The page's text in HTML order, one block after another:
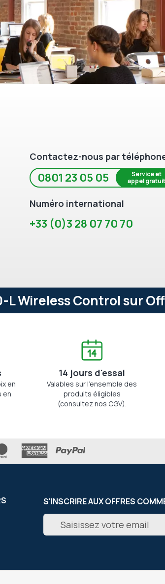
Contactez-nous par
0801 23 05 05
Service et
appel gratuit
Numéro international
+33 (0)3 28 07 70 70
Wireless Control sur
en
en
14 jours d'essai
Valables sur l'ensemble des
produits éligibles
(consultez nos CGV).
S'INSCRIRE AUX OFFRES
Inscription
notre